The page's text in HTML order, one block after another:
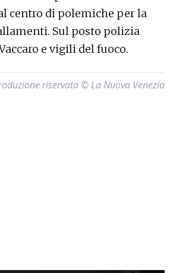
centro di polemiche per la
Sul posto polizia
e vigili del fuoco.
riservata © La Nuova Venezia